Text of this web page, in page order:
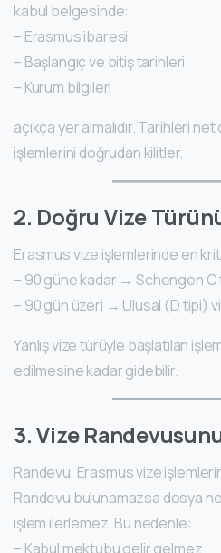
kabul belgesinde:
– Erasmus ibaresi
– Başlangıç ve bitiş tarihleri
– Kurum bilgileri
açıkça yer almalıdır. Tarihleri
işlemlerini doğrudan kilitler.
2. Doğru Vize
Erasmus vize işlemlerinde en
– 90 güne kadar → Schengen C
– 90 gün üzeri → Ulusal (D tipi)
Yanlış vize türüyle başlatılan
edilmesine kadar gidebilir.
3. Vize
Randevu, Erasmus vize
Randevu bulunamazsa dosya
işlem ilerlemez. Bu nedenle:
– Kabul mektubu gelir gelmez